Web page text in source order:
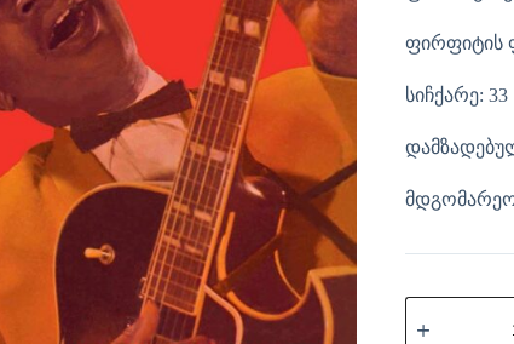
ფირფიტის
სიჩქარე: 33